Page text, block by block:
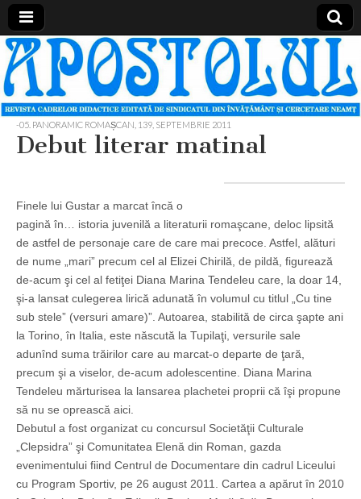
Apostolul
Revista
cadrelor
didactice
din
judetul
Neamt
-05. PANORAMIC ROMAȘCAN 139, SEPTEMBRIE 2011
Debut literar matinal
Finele lui Gustar a marcat încă o
pagină în… istoria juvenilă a literaturii romaşcane, deloc lipsită
de astfel de personaje care de care mai precoce. Astfel, alături
de nume „mari” precum cel al Elizei Chirilă, de pildă, figurează
de-acum şi cel al fetiţei Diana Marina Tendeleu care, la doar 14,
şi-a lansat culegerea lirică adunată în volumul cu titlul „Cu tine
sub stele” (versuri amare)”. Autoarea, stabilită de circa şapte ani
la Torino, în Italia, este născută la Tupilaţi, versurile sale
adunînd suma trăirilor care au marcat-o departe de ţară,
precum şi a viselor, de-acum adolescentine. Diana Marina
Tendeleu mărturisea la lansarea plachetei proprii că îşi propune
să nu se oprească aici.
Debutul a fost organizat cu concursul Societăţii Culturale
„Clepsidra” şi Comunitatea Elenă din Roman, gazda
evenimentului fiind Centrul de Documentare din cadrul Liceului
cu Program Sportiv, pe 26 august 2011. Cartea a apărut în 2010